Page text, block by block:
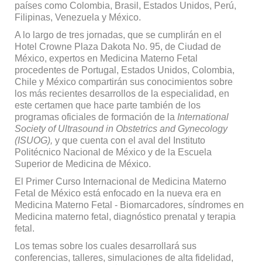
países como Colombia, Brasil, Estados Unidos, Perú,
Filipinas, Venezuela y México.
A lo largo de tres jornadas, que se cumplirán en el
Hotel Crowne Plaza Dakota No. 95, de Ciudad de
México, expertos en Medicina Materno Fetal
procedentes de Portugal, Estados Unidos, Colombia,
Chile y México compartirán sus conocimientos sobre
los más recientes desarrollos de la especialidad, en
este certamen que hace parte también de los
programas oficiales de formación de la International
Society of Ultrasound in Obstetrics and Gynecology
(ISUOG), y que cuenta con el aval del Instituto
Politécnico Nacional de México y de la Escuela
Superior de Medicina de México.
El Primer Curso Internacional de Medicina Materno
Fetal de México está enfocado en la nueva era en
Medicina Materno Fetal - Biomarcadores, síndromes en
Medicina materno fetal, diagnóstico prenatal y terapia
fetal.
Los temas sobre los cuales desarrollará sus
conferencias, talleres, simulaciones de alta fidelidad,